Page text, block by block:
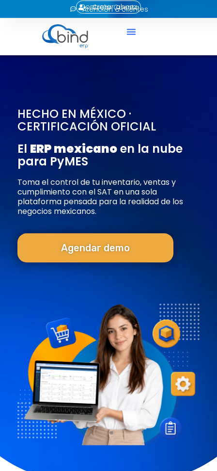
Atención a clientes
Crear Cuenta
Contratar ahora
HECHO EN MÉXICO ·
CERTIFICACIÓN OFICIAL
El ERP mexicanoen la nube
para PyMES
Toma el control de tu inventario, ventas y
cumplimiento con el SAT en una sola
plataforma pensada para la realidad de los
negocios mexicanos.
Agendar demo